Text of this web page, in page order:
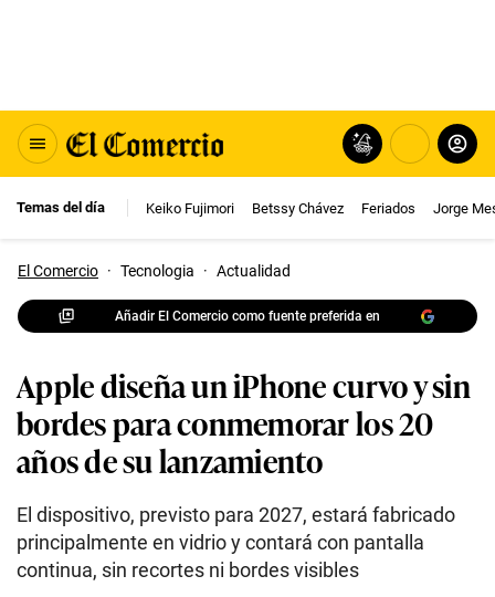
Temas del día Keiko Fujimori Betssy Chávez Feriados Jorge
El Comercio · Tecnologia · Actualidad
Añadir El Comercio como fuente preferida en
Apple diseña un iPhone curvo y sin
bordes para conmemorar los 20
años de su lanzamiento
El dispositivo, previsto para 2027, estará fabricado
principalmente en vidrio y contará con pantalla
continua, sin recortes ni bordes visibles